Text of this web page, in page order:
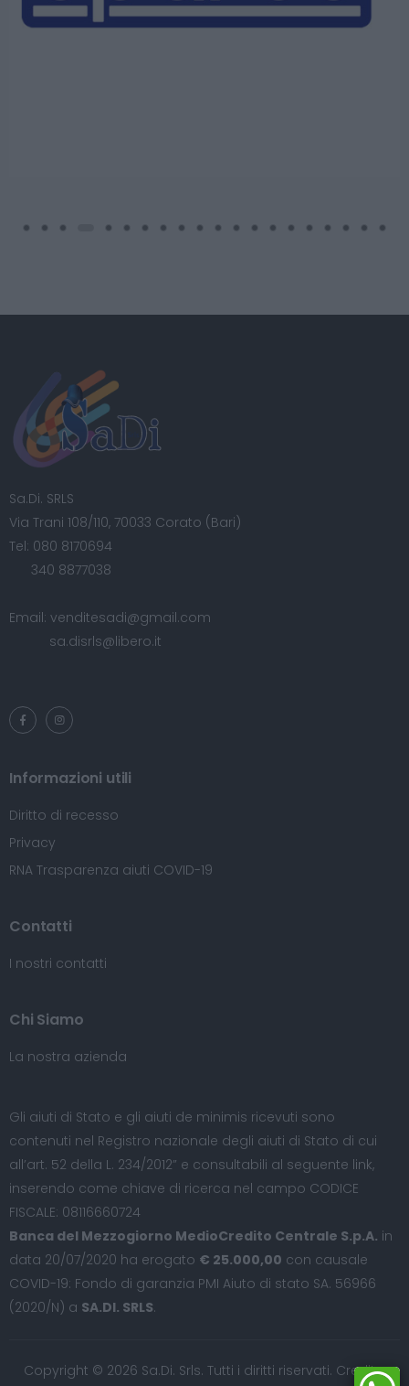
Sa.Di. SRLS
Via Trani 108/110, 70033 Corato (Bari)
Tel: 080 8170694
340 8877038
Email: venditesadi@gmail.com
sa.disrls@libero.it
Informazioni utili
Diritto di recesso
Privacy
RNA Trasparenza aiuti COVID-19
Contatti
I nostri contatti
Chi Siamo
La nostra azienda
Gli aiuti di Stato e gli aiuti de minimis ricevuti sono
contenuti nel Registro nazionale degli aiuti di Stato di cui
all’art. 52 della L. 234/2012” e consultabili al seguente link,
inserendo come chiave di ricerca nel campo CODICE
FISCALE: 08116660724
Banca del Mezzogiorno MedioCredito Centrale S.p.A. in
data 20/07/2020 ha erogato € 25.000,00 con causale
COVID-19: Fondo di garanzia PMI Aiuto di stato SA. 56966
(2020/N) a SA.DI. SRLS.
Copyright © 2026 Sa.Di. Srls. Tutti i diritti riservati. Credits: